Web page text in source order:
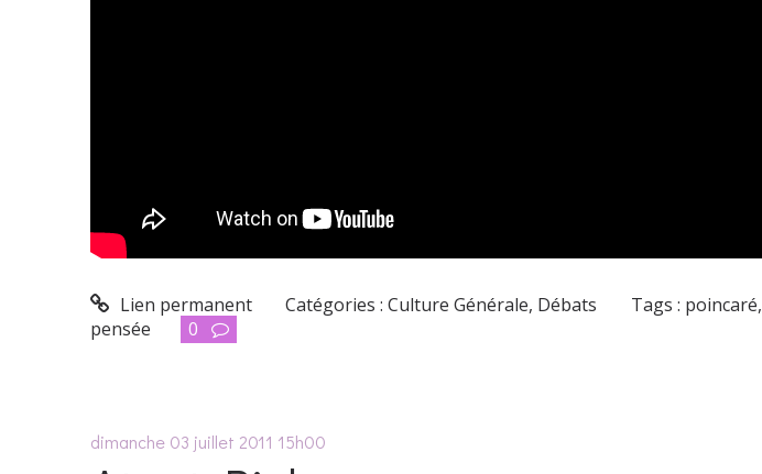
Lien permanent Catégories :Culture Générale, Débats Tags : poincaré,
pensée
0
dimanche 03 juillet 2011 15h00